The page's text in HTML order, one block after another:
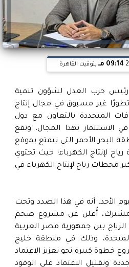
09:14 مـ بتوقيت القاهرة
حزب العدل لشؤون تنمية
غير مسبوق في مجال إنتاج
المتجددة بالتعاون مع دول
الاستثمار بهذا المجال، وتقع
الأحمر التي تتمتع بموقع
لإنتاج الكهرباء؛ حيث تحتوي
محطات رياح لإنتاج الكهرباء في
الأحد، أنه في هذا الصدد وتحت
أُعلن عن مشروع ضخم
بين جمهورية مصر العربية
المتحدة، وذلك في منطقة خليج
خطوة كبيرة نحو تعزيز الاعتماد
وتقليل الاعتماد على الوقود